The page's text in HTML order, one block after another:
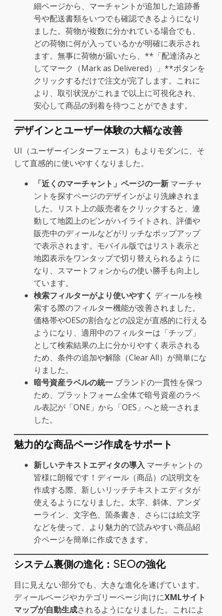
細ページから、マーチャントが追加した追跡番
号や配送書類をいつでも確認できるようになり
ました。荷物が複数に分かれている場合でも、
どの荷物に何が入っているかが明確に表示され
ます。無事に荷物が届いたら、**「配達済みと
してマーク（Mark as Delivered）」**ボタンを
クリックするだけで注文が完了します。これに
より、取引状況がこれまで以上に可視化され、
安心して商品の到着を待つことができます。
デザインとユーザー体験の大幅な改善
UI（ユーザーインターフェース）もよりモダンに、そ
して直感的に使いやすくなりました。
「近くのマーチャント」ページの一新 マーチャ
ントを探すページのデザインがより洗練されま
した。リスト上の販売者をクリックすると、連
動して地図上のピンがハイライトされ、評価や
販売中のディールなどがリッチなポップアップ
で表示されます。モバイル版ではリスト表示と
地図表示をワンタップで切り替えられるように
なり、スマートフォンからの使い勝手も向上し
ています。
検索フィルターがより使いやすく ディールを検
索する際のフィルター機能が改善されました。
価格帯やOESの割合などの設定が直感的に行える
ようになり、適用中のフィルターは「チップ」
として検索結果の上に分かりやすく表示される
ため、条件の追加や解除（Clear All）が簡単にな
りました。
暗号資産ラベルの統一 ブランドの一貫性を保つ
ため、プラットフォーム全体で暗号資産のラベ
ル表記が「ONE」から「OES」へと統一されま
した。
魅力的な商品ページ作成をサポート
新しいテキストエディタの導入 マーチャントの
皆様に朗報です！ディール（商品）の説明文を
作成する際、新しいリッチテキストエディタが
使えるようになりました。太字、斜体、アンダ
ーライン、文字色、箇条書き、さらには絵文字
などを使って、より魅力的で読みやすい商品紹
介ページを簡単に作成できます。
システム裏側の進化：SEOの強化
目に見えない部分でも、大きな進化を遂げています。
ディールページやカテゴリーページ向けにXMLサイト
マップが自動生成されるようになりました。これによ